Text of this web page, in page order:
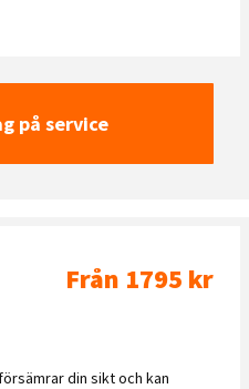
på service
Från 1795 kr
din sikt och kan